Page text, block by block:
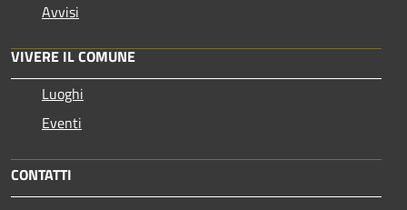
Avvisi
VIVERE IL COMUNE
Luoghi
Eventi
CONTATTI